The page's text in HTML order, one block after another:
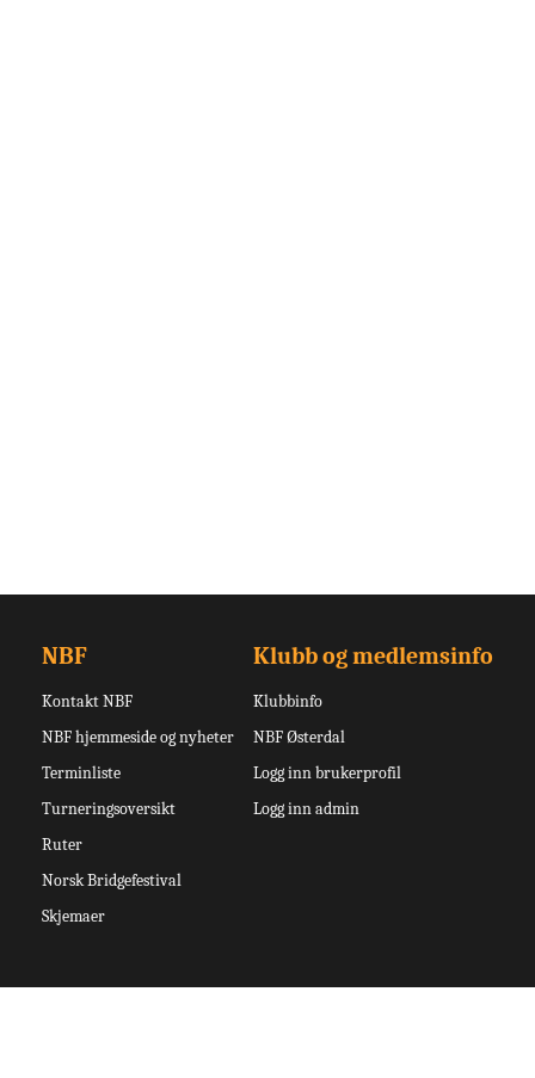
NBF
Kontakt NBF
NBF hjemmeside og nyheter
Terminliste
Turneringsoversikt
Ruter
Norsk Bridgefestival
Skjemaer
Klubb og medlemsinfo
Klubbinfo
NBF Østerdal
Logg inn brukerprofil
Logg inn admin